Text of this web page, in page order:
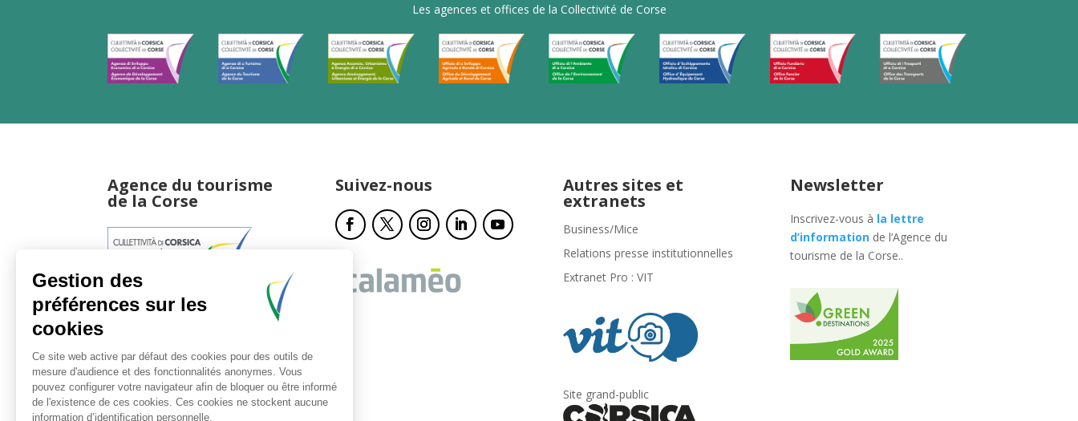
Les agences et offices de la Collectivité de Corse
Agence du tourisme
de la Corse
20181 Ajaccio Cedex 01
T : 04 95 51 77 77
Accueil et horaires
Suivez-nous Autres sites et
extranets
Business/Mice
Relations presse institutionnelles
Extranet Pro : VIT
Site grand-public
Newsletter
Inscrivez-vous à la lettre
d’information de l’Agence du
tourisme de la Corse..